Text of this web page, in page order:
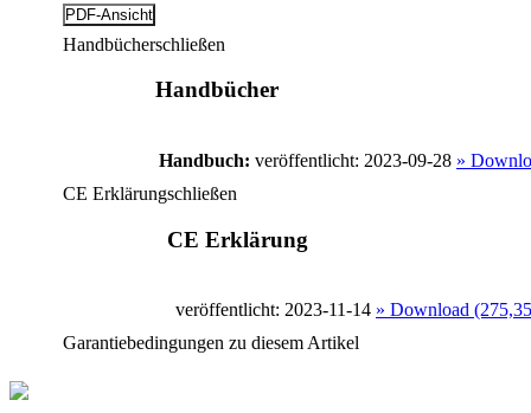
Handbücherschließen
Handbücher
Handbuch: veröffentlicht: 2023-09-28 »
CE Erklärungschließen
CE Erklärung
veröffentlicht: 2023-11-14 » Download
Garantiebedingungen zu diesem Artikel